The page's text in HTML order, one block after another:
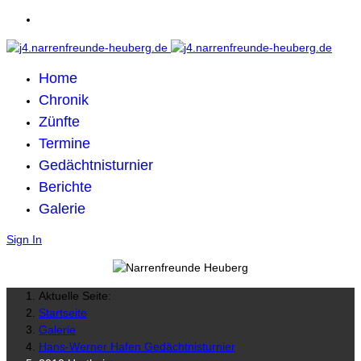
Home
Chronik
Zünfte
Termine
Gedächtnisturnier
Berichte
Galerie
Sign In
Aktuelle Seite:
Startseite
Galerie
Hans-Werner Hafen Gedächtnisturnier